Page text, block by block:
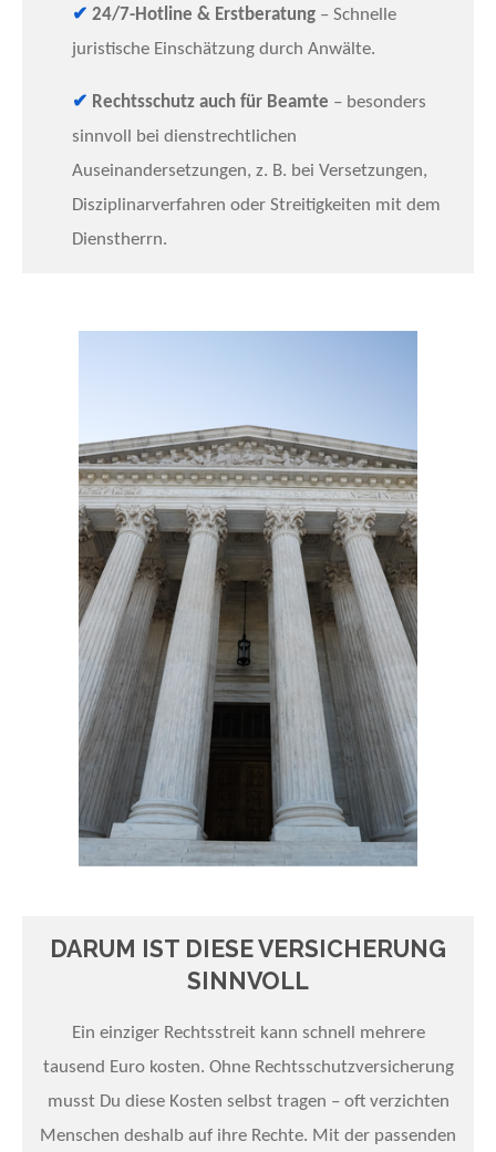
✔ 24/7-Hotline & Erstberatung – Schnelle
juristische Einschätzung durch Anwälte.
✔ Rechtsschutz auch für Beamte – besonders
sinnvoll bei dienstrechtlichen
Auseinandersetzungen, z. B. bei Versetzungen,
Disziplinarverfahren oder Streitigkeiten mit dem
Dienstherrn.
DARUM IST DIESE VERSICHERUNG
SINNVOLL
Ein einziger Rechtsstreit kann schnell mehrere
tausend Euro kosten. Ohne Rechtsschutzversicherung
musst Du diese Kosten selbst tragen – oft verzichten
Menschen deshalb auf ihre Rechte. Mit der passenden